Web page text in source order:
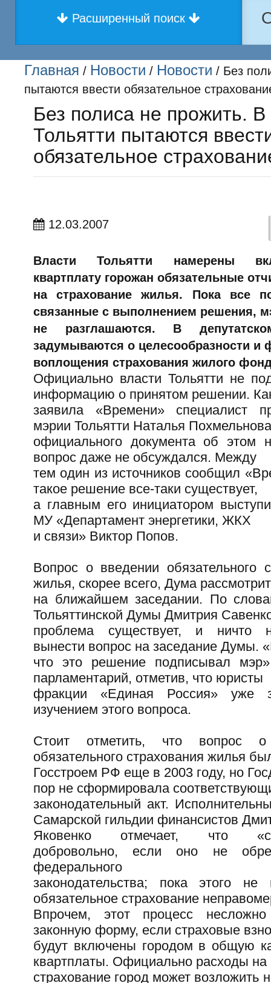
Расширенный поиск
Главная / Новости / Новости / Без
пытаются ввести обязательное
Без полиса не прожить. В
Тольятти пытаются
обязательное
12.03.2007
Власти Тольятти намерены
квартплату горожан обязательные
на страхование жилья. Пока все
связанные с выполнением решения,
не разглашаются. В
задумываются о целесообразности и
воплощения страхования жилого
Официально власти Тольятти не
информацию о принятом решении.
заявила «Времени» специалист
мэрии Тольятти Наталья
официального документа об этом
вопрос даже не обсуждался. Между
тем один из источников сообщил
такое решение все-таки существует,
а главным его инициатором
МУ «Департамент энергетики, ЖКХ
и связи» Виктор Попов.
Вопрос о введении обязательного
жилья, скорее всего, Дума рассмотрит
на ближайшем заседании. По
Тольяттинской Думы Дмитрия
проблема существует, и ничто
вынести вопрос на заседание Думы.
что это решение подписывал
парламентарий, отметив, что юристы
фракции «Единая Россия» уже
изучением этого вопроса.
Стоит отметить, что вопрос о
обязательного страхования жилья
Госстроем РФ еще в 2003 году, но
пор не сформировала
законодательный акт.
Самарской гильдии финансистов
Яковенко отмечает, что
добровольно, если оно не
федерального
законодательства; пока этого не
обязательное страхование
Впрочем, этот процесс
законную форму, если страховые
будут включены городом в общую
квартплаты. Официально расходы на
страхование город может возложить